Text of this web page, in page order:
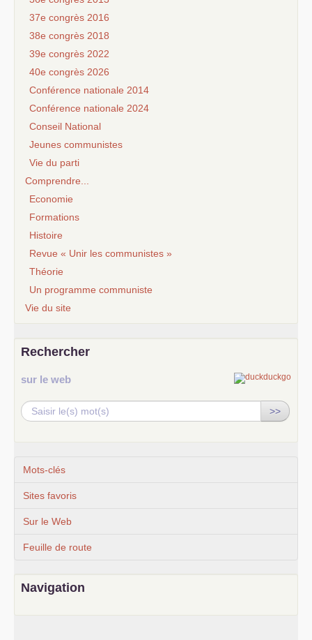
37e congrès 2016
38e congrès 2018
39e congrès 2022
40e congrès 2026
Conférence nationale 2014
Conférence nationale 2024
Conseil National
Jeunes communistes
Vie du parti
Comprendre...
Economie
Formations
Histoire
Revue « Unir les communistes »
Théorie
Un programme communiste
Vie du site
Rechercher
sur le web
>>
Mots-clés
Sites favoris
Sur le Web
Feuille de route
Navigation